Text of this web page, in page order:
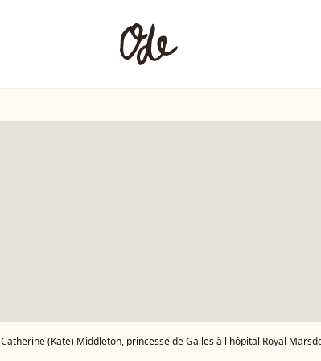
Catherine (Kate) Middleton, princesse de Galles à l'hôpital Royal Marsden, où elle a reçu son traitement contre le cancer, à